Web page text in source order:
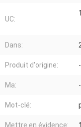
UC:
Dans:
Produit d'origine:
Ma:
Mot-clé:
Mettre en évidence: